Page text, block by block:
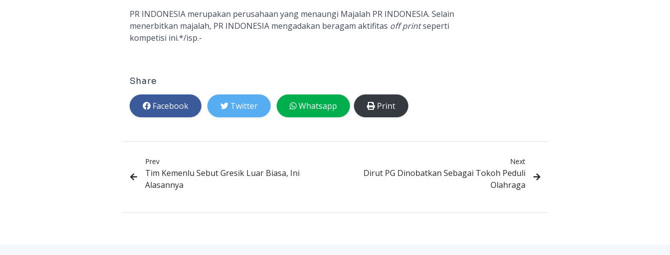
PR INDONESIA merupakan perusahaan yang menaungi Majalah PR INDONESIA. Selain
menerbitkan majalah, PR INDONESIA mengadakan beragam aktifitas off printseperti
kompetisi ini.*/isp.-
Share
Facebook Twitter Whatsapp Print
Prev
Tim Kemenlu Sebut Gresik Luar Biasa, Ini
Alasannya
Next
Dirut PG Dinobatkan Sebagai Tokoh Peduli
Olahraga